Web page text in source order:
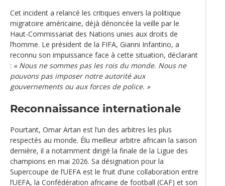
Cet incident a relancé les critiques envers la politique
migratoire américaine, déjà dénoncée la veille par le
Haut-Commissariat des Nations unies aux droits de
l’homme. Le président de la FIFA, Gianni Infantino, a
reconnu son impuissance face à cette situation, déclarant
: « Nous ne sommes pas les rois du monde. Nous ne
pouvons pas imposer notre autorité aux
gouvernements ou aux forces de police. »
Reconnaissance internationale
Pourtant, Omar Artan est l’un des arbitres les plus
respectés au monde. Élu meilleur arbitre africain la saison
dernière, il a notamment dirigé la finale de la Ligue des
champions en mai 2026. Sa désignation pour la
Supercoupe de l’UEFA est le fruit d’une collaboration entre
l’UEFA, la Confédération africaine de football (CAF) et son